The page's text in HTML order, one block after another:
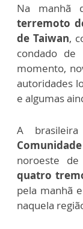
Na manhã
terremoto
de Taiwan,
condado
momento,
autoridades
e algumas
A brasileira
noroeste
quatro
pela manhã
naquela